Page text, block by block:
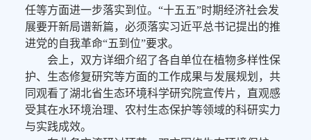
任等方面进一步落实到位。“十五五”时期经济社会发
展要开新局谱新篇，必须落实习近平总书记提出的推
进党的自我革命“五到位”要求。
会上，双方详细介绍了各自单位在植物多样性保
护、生态修复研究等方面的工作成果与发展规划，共
同观看了湖北省生态环境科学研究院宣传片，直观感
受其在水环境治理、农村生态保护等领域的科研实力
与实践成效。